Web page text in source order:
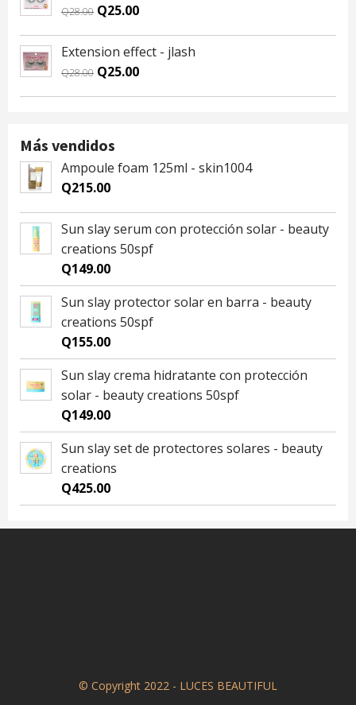
Q59.00.Q55.00.
Q28.00 Original
was:
Q28.00.
Q25.00Current
is:
Q25.00.
Extension effect - jlash
Q28.00 Original
Q25.00Current
Más vendidos
Ampoule foam 125ml - skin1004
Q215.00
Sun slay serum con protección solar - beauty
creations 50spf
Q149.00
Sun slay protector solar en barra - beauty
creations 50spf
Q155.00
Sun slay crema hidratante con protección
solar - beauty creations 50spf
Q149.00
Sun slay set de protectores solares - beauty
creations
Q425.00
© Copyright 2022 - LUCES BEAUTIFUL